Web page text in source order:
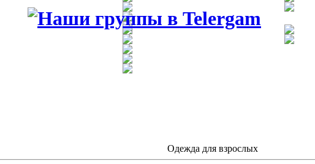
Одежда для взрослых